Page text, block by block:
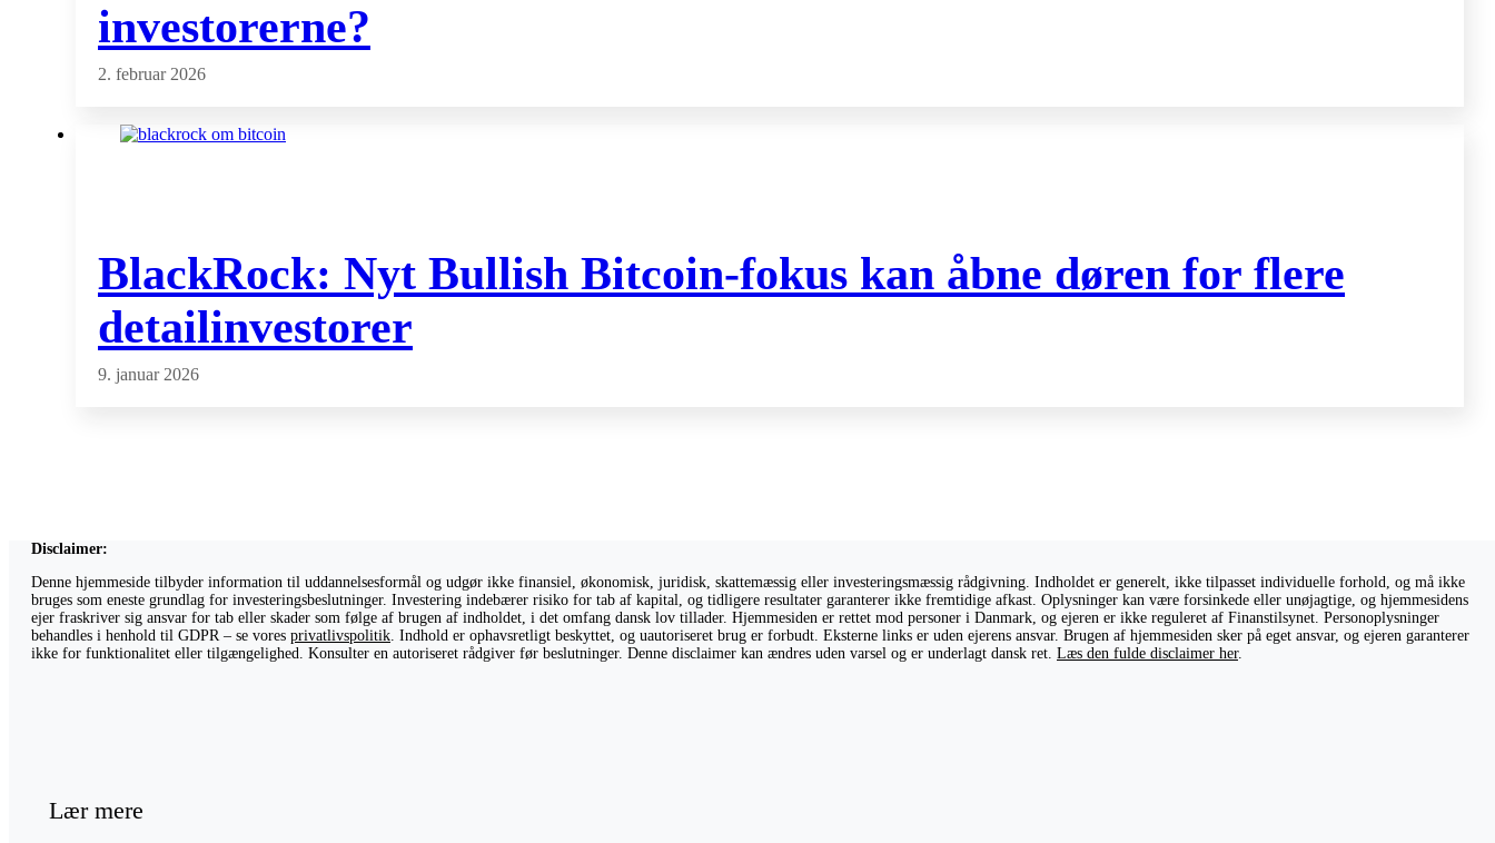
investorerne?
2. februar 2026
BlackRock: Nyt Bullish Bitcoin-fokus kan åbne døren for flere
detailinvestorer
9. januar 2026
Disclaimer:
Denne hjemmeside tilbyder information til uddannelsesformål og udgør ikke finansiel, økonomisk, juridisk, skattemæssig eller investeringsmæssig rådgivning. Indholdet er generelt, ikke tilpasset individuelle forhold, og må ikke
bruges som eneste grundlag for investeringsbeslutninger. Investering indebærer risiko for tab af kapital, og tidligere resultater garanterer ikke fremtidige afkast. Oplysninger kan være forsinkede eller unøjagtige, og hjemmesidens
ejer fraskriver sig ansvar for tab eller skader som følge af brugen af indholdet, i det omfang dansk lov tillader. Hjemmesiden er rettet mod personer i Danmark, og ejeren er ikke reguleret af Finanstilsynet. Personoplysninger
behandles i henhold til GDPR – se vores privatlivspolitik. Indhold er ophavsretligt beskyttet, og uautoriseret brug er forbudt. Eksterne links er uden ejerens ansvar. Brugen af hjemmesiden sker på eget ansvar, og ejeren garanterer
ikke for funktionalitet eller tilgængelighed. Konsulter en autoriseret rådgiver før beslutninger. Denne disclaimer kan ændres uden varsel og er underlagt dansk ret. Læs den fulde disclaimer her.
Lær mere